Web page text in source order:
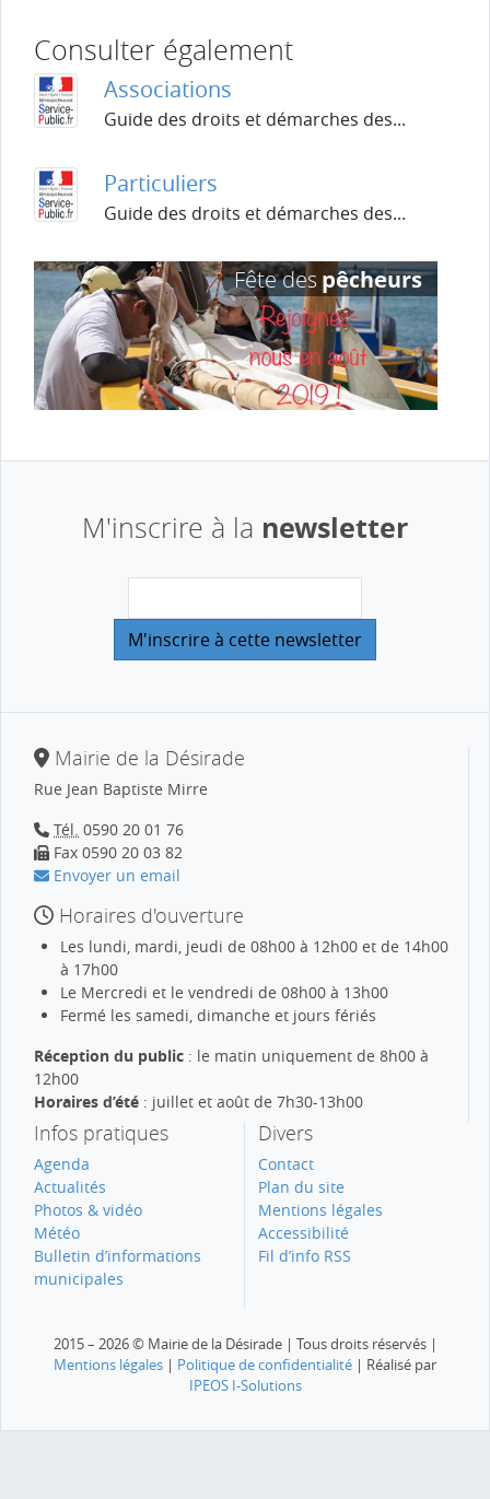
Consulter également
Associations
Guide des droits et démarches des...
Particuliers
Guide des droits et démarches des...
M'inscrire à la newsletter
Mairie de la Désirade
Rue Jean Baptiste Mirre
Tél. 0590 20 01 76
Fax 0590 20 03 82
Envoyer un email
Horaires d'ouverture
Les lundi, mardi, jeudi de 08h00 à 12h00 et de 14h00
à 17h00
Le Mercredi et le vendredi de 08h00 à 13h00
Fermé les samedi, dimanche et jours fériés
Réception du public : le matin uniquement de 8h00 à
12h00
Horaires d’été : juillet et août de 7h30-13h00
Infos pratiques
Agenda
Actualités
Photos & vidéo
Météo
Bulletin d’informations
municipales
Divers
Contact
Plan du site
Mentions légales
Accessibilité
Fil d’info RSS
2015 – 2026 © Mairie de la Désirade | Tous droits réservés |
Mentions légales | Politique de confidentialité | Réalisé par
IPEOS I-Solutions